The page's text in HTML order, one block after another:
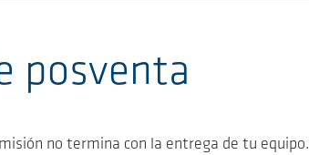
posventa
no termina con la entrega de tu